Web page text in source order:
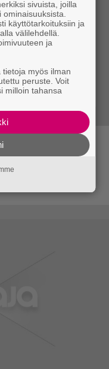
kuvaillaan
on
ohjaimen
sivuista, joilla
käyttötarkoituksiin ja
välilehdellä.
ja
myös ilman
peruste. Voit
milloin tahansa